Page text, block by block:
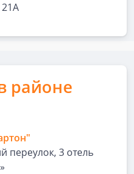
районе
переулок, 3 отель